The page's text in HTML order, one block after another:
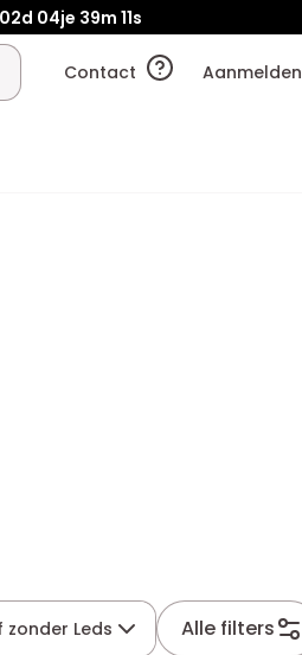
02d 04je 39m 11s
Contact Aanmelden
zonder Leds Alle filters